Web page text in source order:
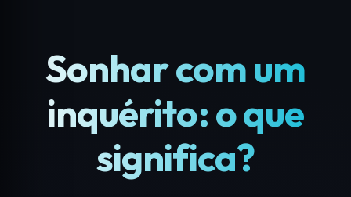
Sonhar com um
inquérito: o que
significa?